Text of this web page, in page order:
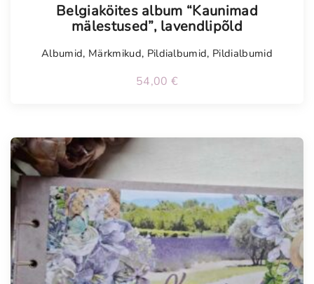
Belgiaköites album “Kaunimad
mälestused”, lavendlipõld
Albumid, Märkmikud, Pildialbumid, Pildialbumid
54,00 €